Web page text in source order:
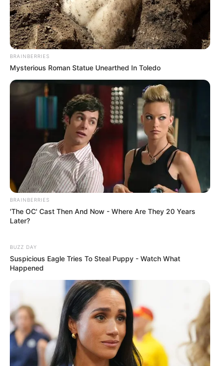
Atelier Toque Final
BRAINBERRIES
Mysterious Roman Statue Unearthed In Toledo
BRAINBERRIES
'The OC' Cast Then And Now - Where Are They 20 Years
Later?
BUZZ DAY
Suspicious Eagle Tries To Steal Puppy - Watch What
Happened